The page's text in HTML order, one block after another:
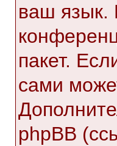
ваш язык.
пакет.
сами
phpBB